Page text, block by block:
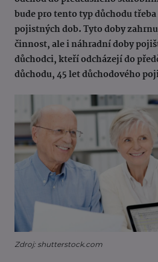
bude pro tento typ důchodu
pojistných dob. Tyto doby
činnost, ale i náhradní doby
důchodci, kteří odcházejí do
důchodu, 45 let důchodového
Zdroj: shutterstock.com